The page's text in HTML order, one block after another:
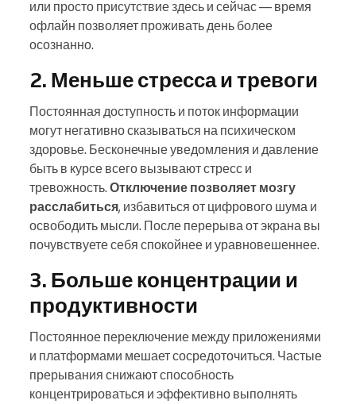
или просто присутствие здесь и сейчас — время
офлайн позволяет проживать день более
осознанно.
2. Меньше стресса и тревоги
Постоянная доступность и поток информации
могут негативно сказываться на психическом
здоровье. Бесконечные уведомления и давление
быть в курсе всего вызывают стресс и
тревожность. Отключение позволяет мозгу
расслабиться, избавиться от цифрового шума и
освободить мысли. После перерыва от экрана вы
почувствуете себя спокойнее и уравновешеннее.
3. Больше концентрации и
продуктивности
Постоянное переключение между приложениями
и платформами мешает сосредоточиться. Частые
прерывания снижают способность
концентрироваться и эффективно выполнять